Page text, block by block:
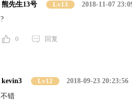
熊先生13号 Lv13
2018-11-07
?
0 回复
kevin3 Lv12
2018-09-23 20:23:56
不错